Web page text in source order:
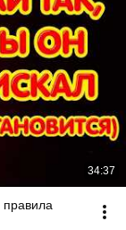
34:37
правила